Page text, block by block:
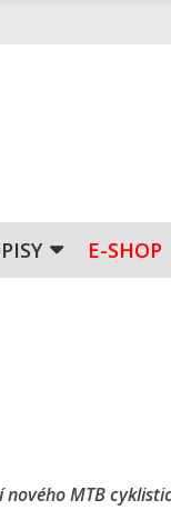
E-SHOP
nového MTB